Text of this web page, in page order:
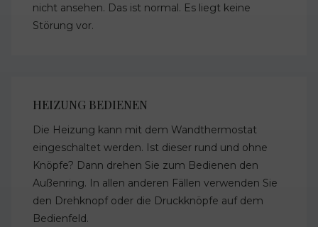
nicht ansehen. Das ist normal. Es liegt keine
Störung vor.
HEIZUNG BEDIENEN
Die Heizung kann mit dem Wandthermostat
eingeschaltet werden. Ist dieser rund und ohne
Knöpfe? Dann drehen Sie zum Bedienen den
Außenring. In allen anderen Fällen verwenden Sie
den Drehknopf oder die Druckknöpfe auf dem
Bedienfeld.